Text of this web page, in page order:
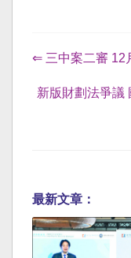
⇐ 三中案二審 12
新版財劃法爭議
最新文章：